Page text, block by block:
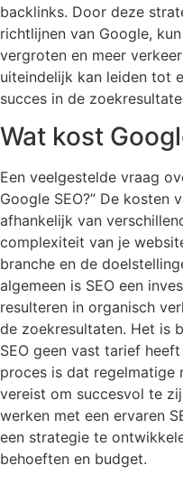
backlinks. Door deze
richtlijnen van Google,
vergroten en meer
uiteindelijk kan leiden tot
succes in de
Wat kost
Een veelgestelde vraag
Google SEO?” De kosten
afhankelijk van
complexiteit van je
branche en de
algemeen is SEO een
resulteren in organisch
de zoekresultaten. Het is
SEO geen vast tarief
proces is dat regelmatige
vereist om succesvol te
werken met een ervaren
een ​​strategie te
behoeften en budget.